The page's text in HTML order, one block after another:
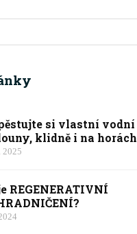
si vlastní vodní
klidně i na horách
2025
REGENERATIVNÍ